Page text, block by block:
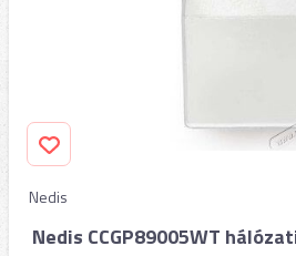
Nedis
Nedis CCGP89005WT